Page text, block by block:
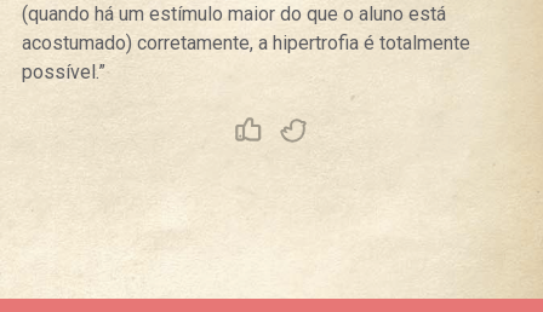
(quando há um estímulo maior do que o aluno está
acostumado) corretamente, a hipertrofia é totalmente
possível.”
Curtir